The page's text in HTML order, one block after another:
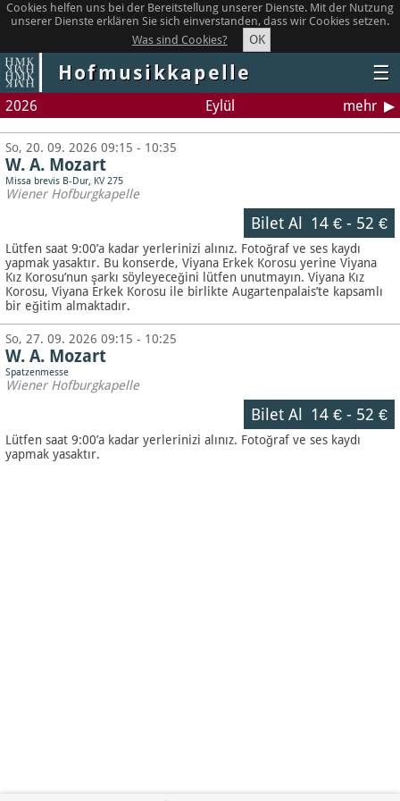
Cookies helfen uns bei der Bereitstellung unserer Dienste. Mit der Nutzung
unserer Dienste erklären Sie sich einverstanden, dass wir Cookies setzen.
Was sind Cookies?
OK
Hofmusikkapelle ☰
2026 Eylül mehr
So, 20. 09. 2026 09:15 - 10:35
W. A. Mozart
Missa brevis B-Dur, KV 275
Wiener Hofburgkapelle
Bilet Al 14 €- 52 €
Lütfen saat 9:00’a kadar yerlerinizi alınız. Fotoğraf ve ses kaydı
yapmak yasaktır. Bu konserde, Viyana Erkek Korosu yerine Viyana
Kız Korosu’nun şarkı söyleyeceğini lütfen unutmayın. Viyana Kız
Korosu, Viyana Erkek Korosu ile birlikte Augartenpalais’te kapsamlı
bir eğitim almaktadır.
So, 27. 09. 2026 09:15 - 10:25
W. A. Mozart
Spatzenmesse
Wiener Hofburgkapelle
Bilet Al 14 €- 52 €
Lütfen saat 9:00’a kadar yerlerinizi alınız. Fotoğraf ve ses kaydı
yapmak yasaktır.